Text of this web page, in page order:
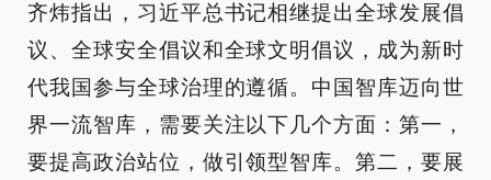
齐炜指出，习近平总书记相继提出全球发展倡
议、全球安全倡议和全球文明倡议，成为新时
代我国参与全球治理的遵循。中国智库迈向世
界一流智库，需要关注以下几个方面：第一，
要提高政治站位，做引领型智库。第二，要展